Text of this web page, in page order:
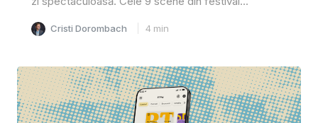
Cristi Dorombach 4 min